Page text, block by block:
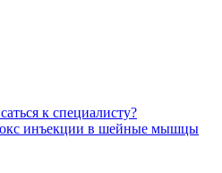
к специалисту?
инъекции в шейные мышцы